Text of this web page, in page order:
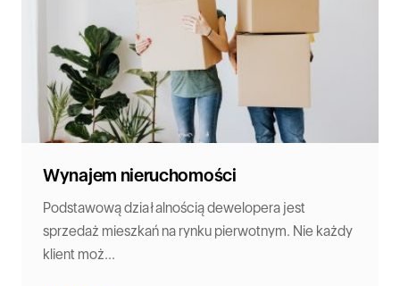
Wynajem nieruchomości
Podstawową działalnością dewelopera jest
sprzedaż mieszkań na rynku pierwotnym. Nie każdy
klient moż...